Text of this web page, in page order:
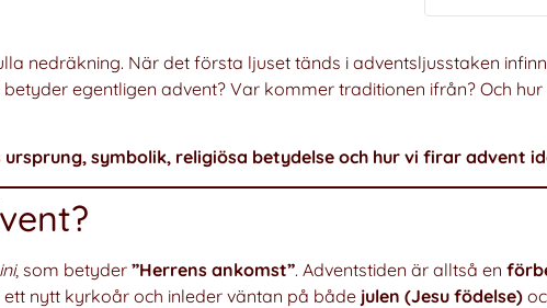
nedräkning. När det första ljuset tänds i adventsljusstaken
egentligen advent? Var kommer traditionen ifrån? Och
symbolik, religiösa betydelse och hur vi firar advent
, som betyder ”Herrens ankomst”. Adventstiden är alltså en
nytt kyrkoår och inleder väntan på både julen (Jesu födelse)